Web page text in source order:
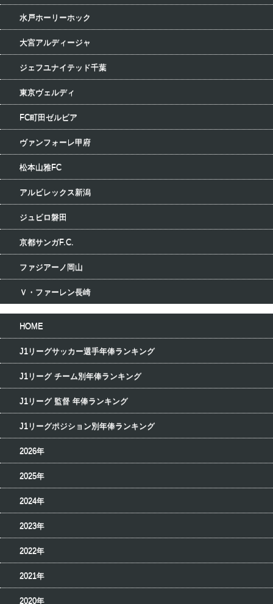
水戸ホーリーホック
大宮アルディージャ
ジェフユナイテッド千葉
東京ヴェルディ
FC町田ゼルビア
ヴァンフォーレ甲府
松本山雅FC
アルビレックス新潟
ジュビロ磐田
京都サンガF.C.
ファジアーノ岡山
Ｖ・ファーレン長崎
HOME
J1リーグサッカー選手年俸ランキング
J1リーグ チーム別年俸ランキング
J1リーグ 監督 年俸ランキング
J1リーグポジション別年俸ランキング
2026年
2025年
2024年
2023年
2022年
2021年
2020年